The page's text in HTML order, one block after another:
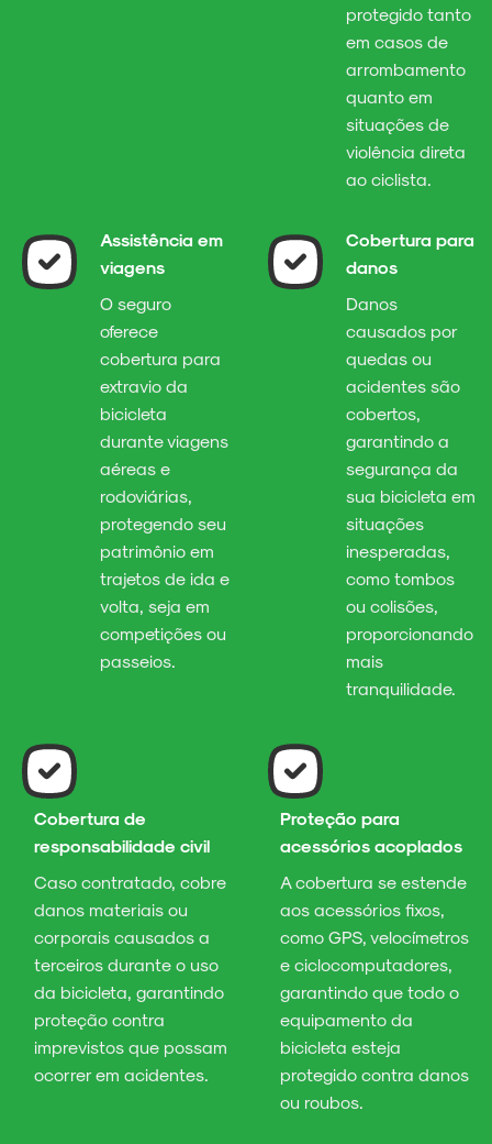
protegido tanto
em casos de
arrombamento
quanto em
situações de
violência direta
ao ciclista.
Assistência em
viagens
O seguro
oferece
cobertura para
extravio da
bicicleta
durante viagens
aéreas e
rodoviárias,
protegendo seu
patrimônio em
trajetos de ida e
volta, seja em
competições ou
passeios.
Cobertura para
danos
Danos
causados por
quedas ou
acidentes são
cobertos,
garantindo a
segurança da
sua bicicleta em
situações
inesperadas,
como tombos
ou colisões,
proporcionando
mais
tranquilidade.
Cobertura de
responsabilidade civil
Caso contratado, cobre
danos materiais ou
corporais causados a
terceiros durante o uso
da bicicleta, garantindo
proteção contra
imprevistos que possam
ocorrer em acidentes.
Proteção para
acessórios acoplados
A cobertura se estende
aos acessórios fixos,
como GPS, velocímetros
e ciclocomputadores,
garantindo que todo o
equipamento da
bicicleta esteja
protegido contra danos
ou roubos.